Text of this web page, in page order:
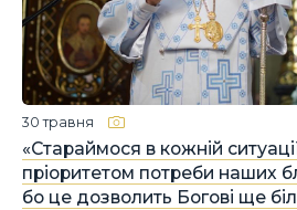
«Стараймося в кожній
пріоритетом потреби наших
бо це дозволить Богові ще
30 травня